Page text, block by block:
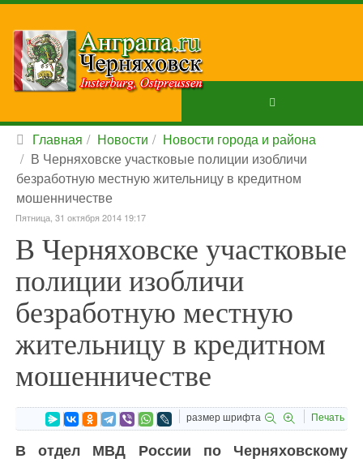
Главная Новости
Новости города и района
В Черняховске участковые полиции изобличи
безработную местную жительницу в кредитном
мошенничестве
Пятница, 31 октября 2014 19:17
В Черняховске участковые
полиции изобличи
безработную местную
жительницу в кредитном
мошенничестве
размер шрифта Печать
В отдел МВД России по Черняховскому